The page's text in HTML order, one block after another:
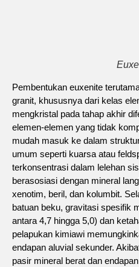
Pembentukan euxenite
granit, khususnya dari kelas
mengkristal pada tahap akhir
elemen-elemen yang tidak
mudah masuk ke dalam
umum seperti kuarsa atau
terkonsentrasi dalam lelehan
berasosiasi dengan mineral
xenotim, beril, dan kolumbit.
batuan beku, gravitasi spesifik
antara 4,7 hingga 5,0) dan
pelapukan kimiawi
endapan aluvial sekunder.
pasir mineral berat dan